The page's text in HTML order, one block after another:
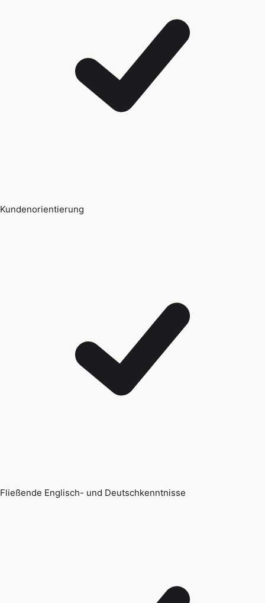
Kundenorientierung
Fließende Englisch- und Deutschkenntnisse